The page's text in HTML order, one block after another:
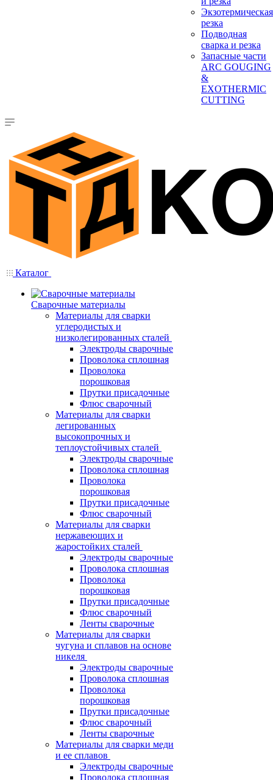
Экзотермическая
резка
Подводная
сварка и резка
Запасные части
ARC GOUGING
&
EXOTHERMIC
CUTTING
Каталог
Сварочные материалы
Материалы для сварки
углеродистых и
низколегированных сталей
Электроды сварочные
Проволока сплошная
Проволока
порошковая
Прутки присадочные
Флюс сварочный
Материалы для сварки
легированных
высокопрочных и
теплоустойчивых сталей
Электроды сварочные
Проволока сплошная
Проволока
порошковая
Прутки присадочные
Флюс сварочный
Материалы для сварки
нержавеющих и
жаростойких сталей
Электроды сварочные
Проволока сплошная
Проволока
порошковая
Прутки присадочные
Флюс сварочный
Ленты сварочные
Материалы для сварки
чугуна и сплавов на основе
никеля
Электроды сварочные
Проволока сплошная
Проволока
порошковая
Прутки присадочные
Флюс сварочный
Ленты сварочные
Материалы для сварки меди
и ее сплавов
Электроды сварочные
Проволока сплошная